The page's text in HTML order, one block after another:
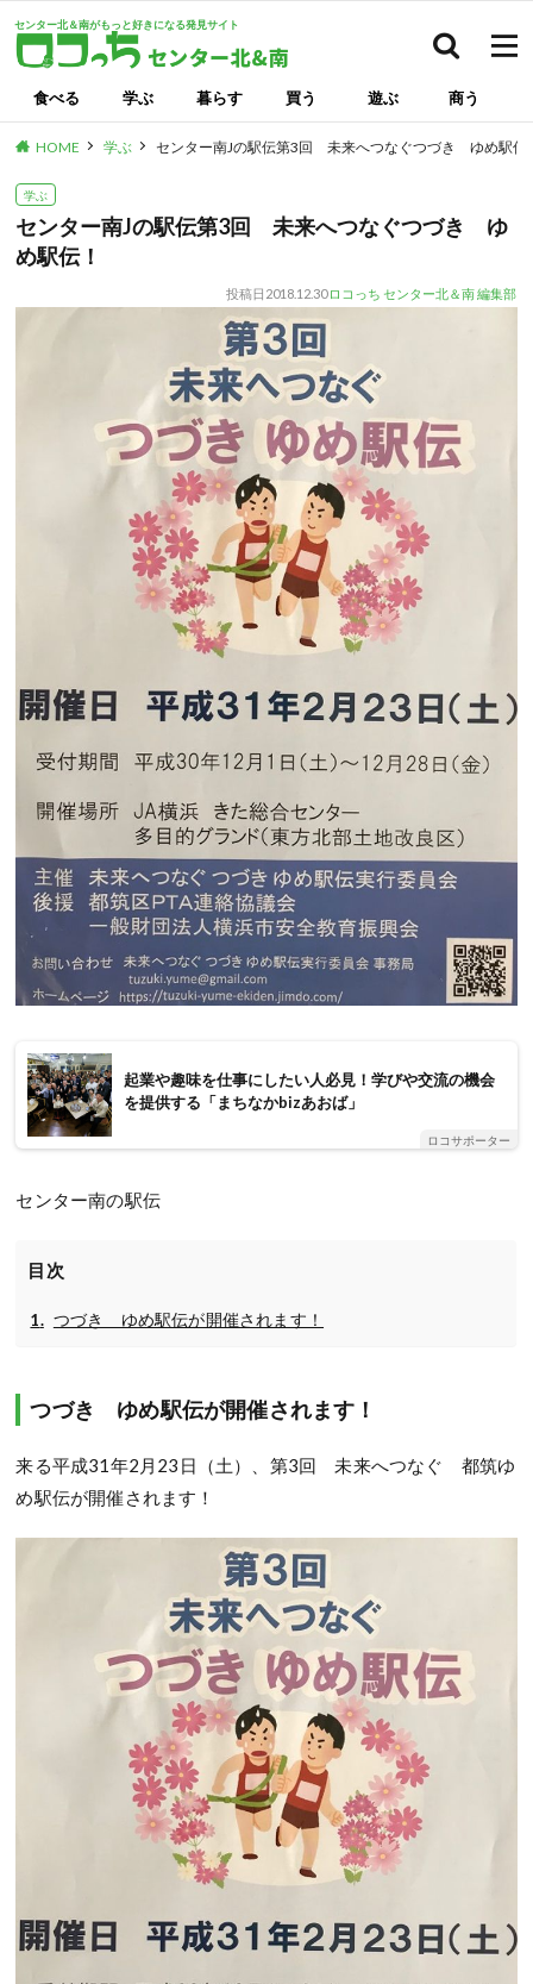
センター北＆南がもっと好きになる発見サイト
食べる 学ぶ 暮らす 買う 遊ぶ 商う
HOME 学ぶ センター南Jの駅伝第3回 未来へつなぐつづき ゆめ駅伝
学ぶ
センター南Jの駅伝第3回 未来へつなぐつづき ゆ
め駅伝！
投稿日 2018.12.30ロコっち センター北＆南 編集部
起業や趣味を仕事にしたい人必見！学びや交流の機会
を提供する「まちなかbizあおば」
ロコサポーター
センター南の駅伝
目次
つづき ゆめ駅伝が開催されます！
つづき ゆめ駅伝が開催されます！
来る平成31年2月23日（土）、第3回 未来へつなぐ 都筑ゆ
め駅伝が開催されます！